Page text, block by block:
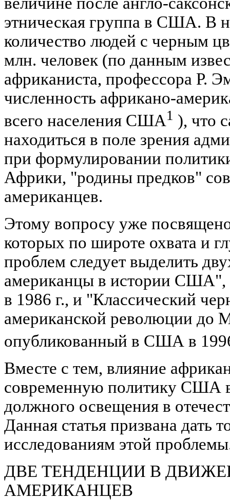
этническая группа в США. В
количество людей с черным
млн. человек (по данным
африканиста, профессора Р.
численность африкано-
всего населения США1 ), что
находиться в поле зрения
при формулировании
Африки, "родины предков"
американцев.
Этому вопросу уже
которых по широте охвата и
проблем следует выделить
американцы в истории
в 1986 г., и "Классический
американской революции до
опубликованный в США в
Вместе с тем, влияние
современную политику США
должного освещения в
Данная статья призвана дать
исследованиям этой
ДВЕ ТЕНДЕНЦИИ В
АМЕРИКАНЦЕВ